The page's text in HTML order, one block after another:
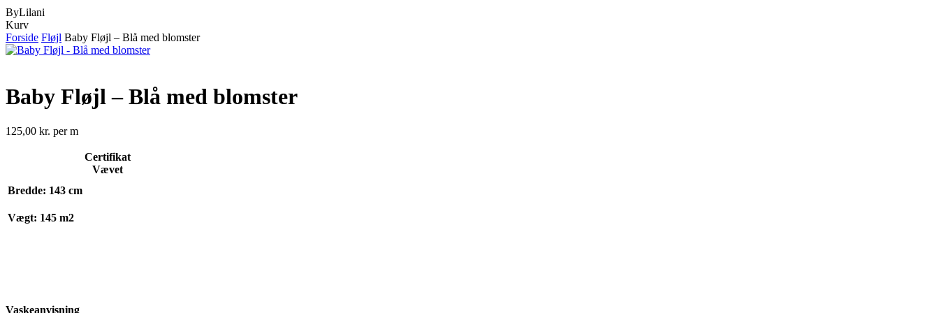
ByLilani
KurvClose
Cart
Forside Fløjl Baby Fløjl – Blå med blomster
Baby Fløjl – Blå med blomster
125,00 kr. per m
Certifikat
Vævet
Bredde: 143 cm
Vægt: 145 m2
Vaskeanvisning